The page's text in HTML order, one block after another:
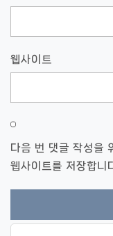
웹사이트
다음 번 댓글 작성을
웹사이트를 저장합니